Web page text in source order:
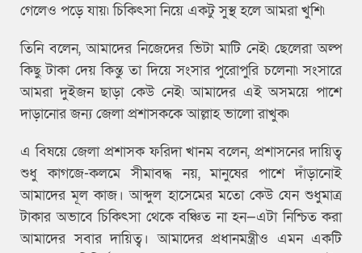
গেলেও পড়ে যায়৷ চিকিৎসা নিয়ে একটু সুস্থ হলে আমরা খুশি৷
তিনি বলেন, আমাদের নিজেদের ভিটা মাটি নেই৷ ছেলেরা অল্প
কিছু টাকা দেয় কিন্তু তা দিয়ে সংসার পুরোপুরি চলেনা৷ সংসারে
আমরা দুইজন ছাড়া কেউ নেই৷ আমাদের এই অসময়ে পাশে
দাড়ানোর জন্য জেলা প্রশাসককে আল্লাহ ভালো রাখুক৷
এ বিষয়ে জেলা প্রশাসক ফরিদা খানম বলেন, প্রশাসনের দায়িত্ব
শুধু কাগজে-কলমে সীমাবদ্ধ নয়, মানুষের পাশে দাঁড়ানোই
আমাদের মূল কাজ। আব্দুল হাসেমের মতো কেউ যেন শুধুমাত্র
টাকার অভাবে চিকিৎসা থেকে বঞ্চিত না হন—এটা নিশ্চিত করা
আমাদের সবার দায়িত্ব। আমাদের প্রধানমন্ত্রীও এমন একটি